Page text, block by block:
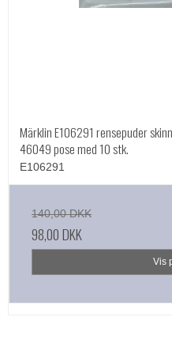
Märklin E106291 rensepuder
46049 pose med 10 stk.
E106291
140,00 DKK
98,00 DKK
Vis